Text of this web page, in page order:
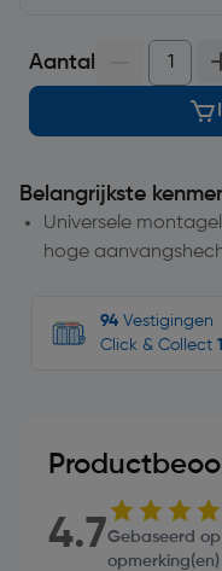
Aantal
Belangrijkste
Universele
hoge
94 Vestigingen
Click & Collect
4.7Gebaseerd op
opmerking(en)